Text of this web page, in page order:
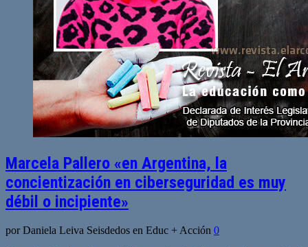
Marcela Pallero «en Argentina, la
concientización en ciberseguridad es muy
débil o incipiente»
por Daniela Leiva Seisdedos en Educ + Acción 0